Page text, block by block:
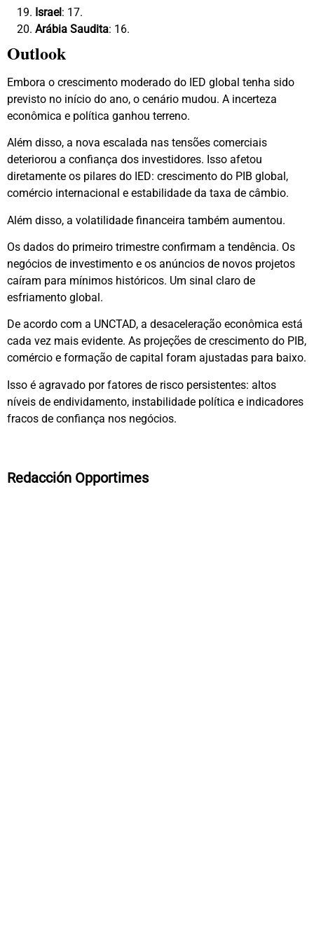
Israel: 17.
Arábia Saudita: 16.
Outlook
Embora o crescimento moderado do IED global tenha sido
previsto no início do ano, o cenário mudou. A incerteza
econômica e política ganhou terreno.
Além disso, a nova escalada nas tensões comerciais
deteriorou a confiança dos investidores. Isso afetou
diretamente os pilares do IED: crescimento do PIB global,
comércio internacional e estabilidade da taxa de câmbio.
Além disso, a volatilidade financeira também aumentou.
Os dados do primeiro trimestre confirmam a tendência. Os
negócios de investimento e os anúncios de novos projetos
caíram para mínimos históricos. Um sinal claro de
esfriamento global.
De acordo com a UNCTAD, a desaceleração econômica está
cada vez mais evidente. As projeções de crescimento do PIB,
comércio e formação de capital foram ajustadas para baixo.
Isso é agravado por fatores de risco persistentes: altos
níveis de endividamento, instabilidade política e indicadores
fracos de confiança nos negócios.
Redacción Opportimes